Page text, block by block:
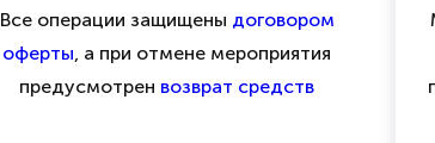
Все операции защищены договором
оферты, а при отмене мероприятия
предусмотрен возврат средств